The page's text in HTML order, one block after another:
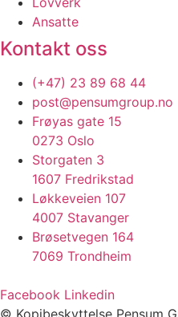
Ansatte
Kontakt oss
(+47) 23 89 68 44
post@pensumgroup.no
Frøyas gate 15
0273 Oslo
Storgaten 3
1607 Fredrikstad
Løkkeveien 107
4007 Stavanger
Brøsetvegen 164
7069 Trondheim
Facebook Linkedin